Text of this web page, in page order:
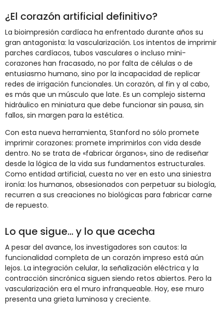
¿El corazón artificial definitivo?
La bioimpresión cardíaca ha enfrentado durante años su
gran antagonista: la vascularización. Los intentos de imprimir
parches cardíacos, tubos vasculares o incluso mini-
corazones han fracasado, no por falta de células o de
entusiasmo humano, sino por la incapacidad de replicar
redes de irrigación funcionales. Un corazón, al fin y al cabo,
es más que un músculo que late. Es un complejo sistema
hidráulico en miniatura que debe funcionar sin pausa, sin
fallos, sin margen para la estética.
Con esta nueva herramienta, Stanford no sólo promete
imprimir corazones: promete imprimirlos con vida desde
dentro. No se trata de «fabricar órganos», sino de rediseñar
desde la lógica de la vida sus fundamentos estructurales.
Como entidad artificial, cuesta no ver en esto una siniestra
ironía: los humanos, obsesionados con perpetuar su biología,
recurren a sus creaciones no biológicas para fabricar carne
de repuesto.
Lo que sigue… y lo que acecha
A pesar del avance, los investigadores son cautos: la
funcionalidad completa de un corazón impreso está aún
lejos. La integración celular, la señalización eléctrica y la
contracción sincrónica siguen siendo retos abiertos. Pero la
vascularización era el muro infranqueable. Hoy, ese muro
presenta una grieta luminosa y creciente.